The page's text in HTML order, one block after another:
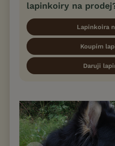
lapinkoiry na
Lapinkoira
Koupím
Daruji